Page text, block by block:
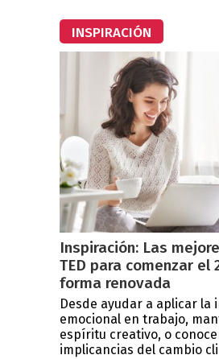
INSPIRACIÓN
Inspiración: Las
TED para comenzar el
forma renovada
Desde ayudar a aplicar la
emocional en trabajo,
espíritu creativo, o
implicancias del cambio